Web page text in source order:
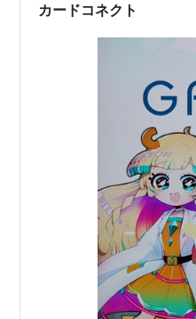
カードコネクト